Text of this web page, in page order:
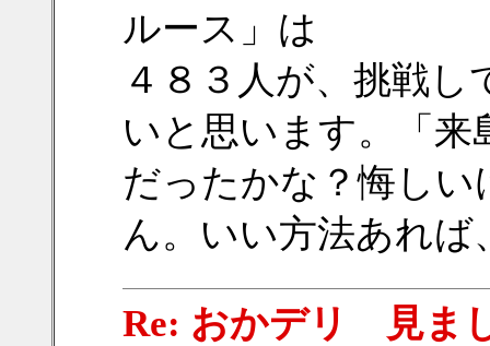
ルース」は
４８３人が、挑戦
いと思います。「来
だったかな？悔し
ん。いい方法あれ
Re: おかデリ 見ま